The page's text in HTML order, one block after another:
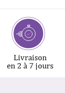
Livraison
en 2 à 7 jours